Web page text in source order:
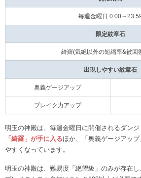
毎週金曜日 0:00～
限定紋章石
綺羅(気絶以外の短縮率&被回
出現しやすい紋章石
奥義ゲージアップ
ブレイク力アップ
明玉の神殿は、毎週金曜日に開催されるダンジ
「綺羅」が手に入るほか、「奥義ゲージアッ
やすくなっています。
明玉の神殿は、難易度「絶望級」のみが存在